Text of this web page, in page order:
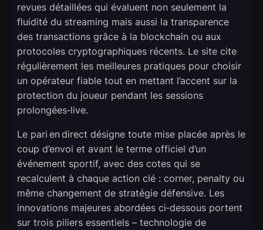
revues détaillées qui évaluent non seulement la
fluidité du streaming mais aussi la transparence
des transactions grâce à la blockchain ou aux
protocoles cryptographiques récents. Le site cite
régulièrement les meilleures pratiques pour choisir
un opérateur fiable tout en mettant l’accent sur la
protection du joueur pendant les sessions
prolongées‑live.
Le pari en direct désigne toute mise placée après le
coup d’envoi et avant le terme officiel d’un
événement sportif, avec des cotes qui se
recalculent à chaque action clé : corner, penalty ou
même changement de stratégie défensive. Les
innovations majeures abordées ci‑dessous portent
sur trois piliers essentiels – technologie de